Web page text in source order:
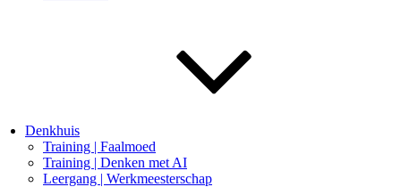
Denkhuis
Training | Faalmoed
Training | Denken met AI
Leergang | Werkmeesterschap